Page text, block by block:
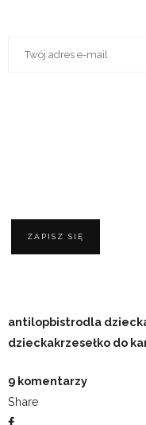
ZAPISZ SIĘ
antilopbistrodla
dzieckakrzesełko do
9 komentarzy
Share